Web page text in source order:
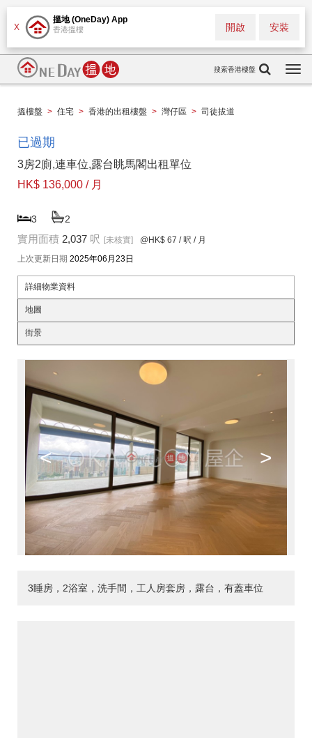
X
搵地 (OneDay) App
香港搵樓 安裝
開啟
搜索香港樓盤
搵樓盤 > 住宅 > 香港的出租樓盤 > 灣仔區 > 司徒拔道
已過期
3房2廁,連車位,露台眺馬閣出租單位
HK$ 136,000 / 月
3 2
實用面積 2,037 呎 [未核實] @HK$ 67 / 呎 / 月
上次更新日期 2025年06月23日
詳細物業資料
地圖
街景
< >
3睡房，2浴室，洗手間，工人房套房，露台，有蓋車位